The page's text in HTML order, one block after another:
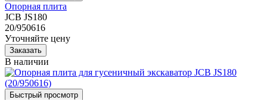
Опорная плита
JCB JS180
20/950616
Уточняйте цену
В наличии